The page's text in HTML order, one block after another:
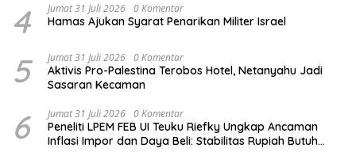
4 Jumat 31 Juli 2026 0 Komentar
Hamas Ajukan Syarat Penarikan Militer Israel
5 Jumat 31 Juli 2026 0 Komentar
Aktivis Pro-Palestina Terobos Hotel, Netanyahu Jadi
Sasaran Kecaman
6 Jumat 31 Juli 2026 0 Komentar
Peneliti LPEM FEB UI Teuku Riefky Ungkap Ancaman
Inflasi Impor dan Daya Beli: Stabilitas Rupiah Butuh